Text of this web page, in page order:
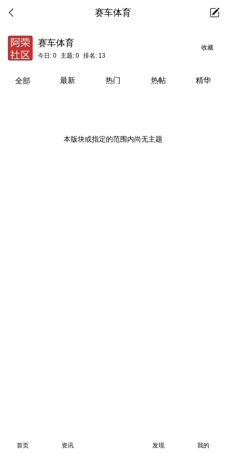
赛车体育
收藏
赛车体育
今日: 0 主题: 0 排名: 13
全部 最新 热门 热帖 精华
本版块或指定的范围内尚无主题
首页 资讯 发现 我的